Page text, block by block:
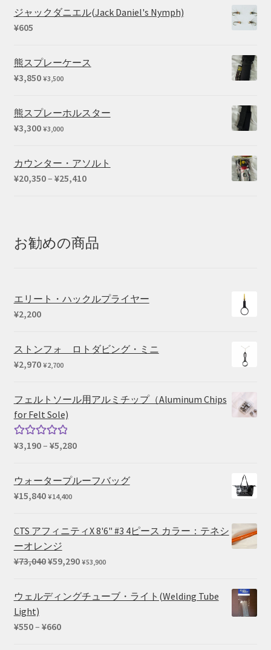
ジャックダニエル(Jack Daniel's Nymph)
¥605
熊スプレーケース
¥3,850 ¥3,500
熊スプレーホルスター
¥3,300 ¥3,000
カウンター・アソルト
¥20,350– ¥25,410価
–
¥25,410
お勧めの商品
エリート・ハックルプライヤー
¥2,200
ストンフォ ロトダビング・ミニ
¥2,970 ¥2,700
フェルトソール用アルミチップ（Aluminum Chips
for Felt Sole)
5段階中
¥3,190– ¥5,280価
帯:
ウォータープルーフバッグ
¥15,840 ¥14,400
CTS アフィニティX 8'6" #3 4ピース カラー：テネシ
ーオレンジ
¥73,040元
価
は
¥59,290現
の
¥53,900
ウェルディングチューブ・ライト(Welding Tube
Light)
¥550– ¥660価